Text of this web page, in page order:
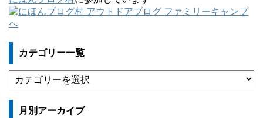
カテゴリー一覧
テ
ゴ
月別アーカイブ